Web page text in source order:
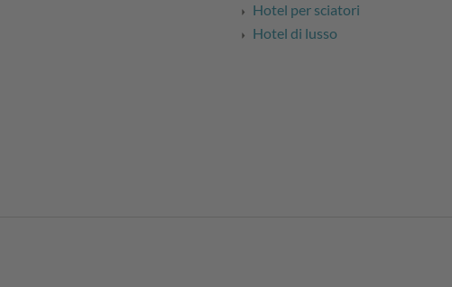
Hotel per sciatori
Hotel di lusso